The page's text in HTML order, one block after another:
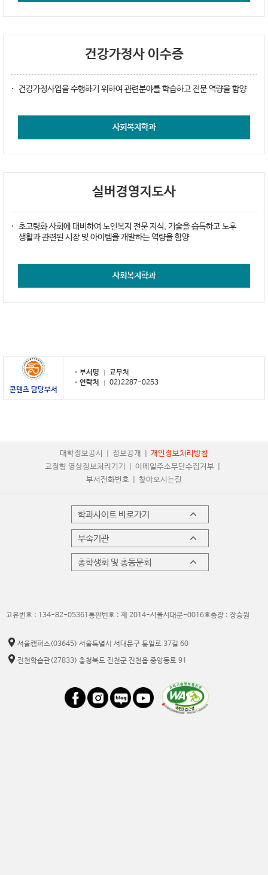
건강가정사 이수증
건강가정사업을 수행하기 위하여 관련분야를 학습하고 전문 역량을 함양
사회복지학과
실버경영지도사
초고령화 사회에 대비하여 노인복지 전문 지식, 기술을 습득하고 노후
생활과 관련된 시장 및 아이템을 개발하는 역량을 함양
사회복지학과
콘텐츠 담당부서
부서명
교무처
연락처
02)2287-0253
대학정보공시 정보공개
개인정보처리방침
고정형 영상정보처리기기
이메일주소무단수집거부
부서전화번호
찾아오시는길
고유번호 : 134-82-05361 통판번호 : 제 2014-서울서대문-0016호총장 : 장승원
서울캠퍼스(03645) 서울특별시 서대문구 통일로 37길 60
진천학습관(27833) 충청북도 진천군 진천읍 중앙동로 91
학과사이트 바로가기
부속기관
총학생회 및 총동문회